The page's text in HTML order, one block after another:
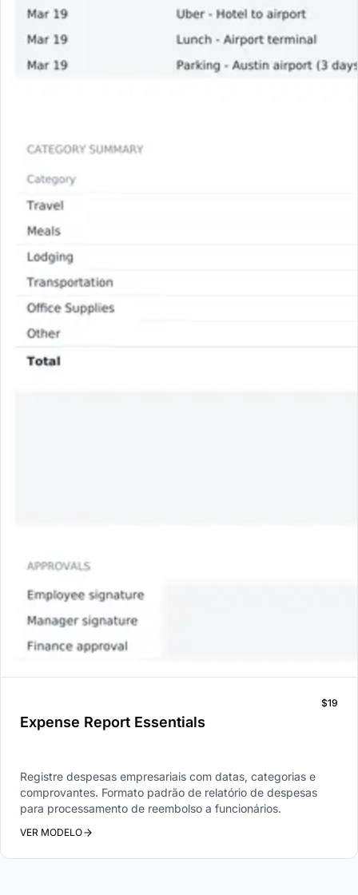
Expense Report Essentials
$19
Registre despesas empresariais com datas, categorias e
comprovantes. Formato padrão de relatório de despesas
para processamento de reembolso a funcionários.
VER MODELO